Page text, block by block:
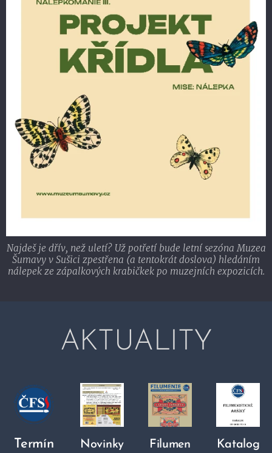
Najdeš je dřív, než uletí? Už potřetí bude letní sezóna Muzea
Šumavy v Sušici zpestřena (a tentokrát doslova) hledáním
nálepek ze zápalkových krabičkek po muzejních expozicích.
AKTUALITY
Termín
Novinky
Filumen
Katalog